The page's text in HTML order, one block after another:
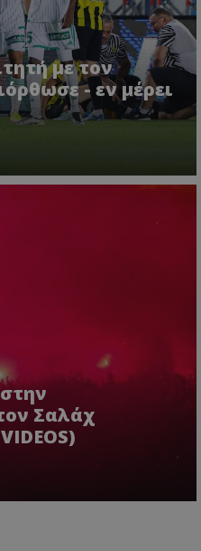
με τον
- εν μέρει
Σαλάχ